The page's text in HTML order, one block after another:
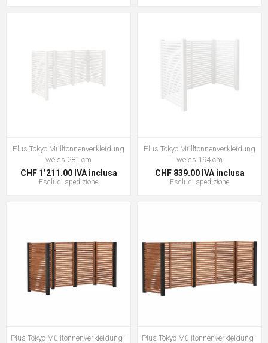
Plus Tokyo Mülltonnenverkleidung
weiss 281 cm
CHF 1’211.00 IVA inclusa
Escludi spedizione
Plus Tokyo Mülltonnenverkleidung
weiss 194 cm
CHF 839.00 IVA inclusa
Escludi spedizione
Plus Tokyo Mülltonnenverkleidung -
Plus Tokyo Mülltonnenverkleidung -